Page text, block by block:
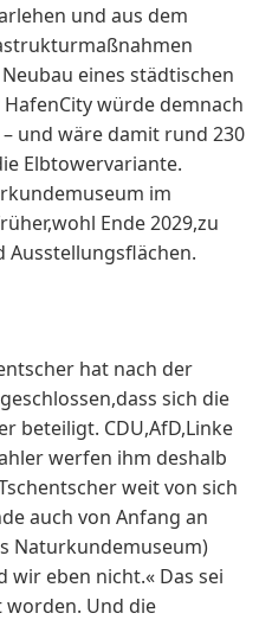
und aus dem
eines städtischen
würde demnach
und wäre damit rund 230
Elbtowervariante.
im
Ende 2029,zu
Ausstellungsflächen.
hat nach der
sich die
beteiligt. CDU,AfD,Linke
werfen ihm deshalb
weit von sich
auch von Anfang an
Naturkundemuseum)
eben nicht.« Das sei
Und die